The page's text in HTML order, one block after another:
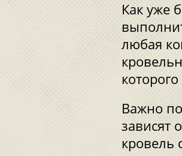
Как уже
любая
Важно
зависят
кровель